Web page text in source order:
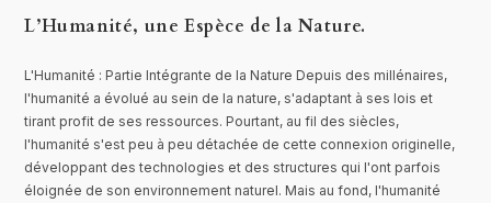
L’Humanité, une Espèce de la Nature.
L'Humanité : Partie Intégrante de la Nature Depuis des millénaires,
l'humanité a évolué au sein de la nature, s'adaptant à ses lois et
tirant profit de ses ressources. Pourtant, au fil des siècles,
l'humanité s'est peu à peu détachée de cette connexion originelle,
développant des technologies et des structures qui l'ont parfois
éloignée de son environnement naturel. Mais au fond, l'humanité